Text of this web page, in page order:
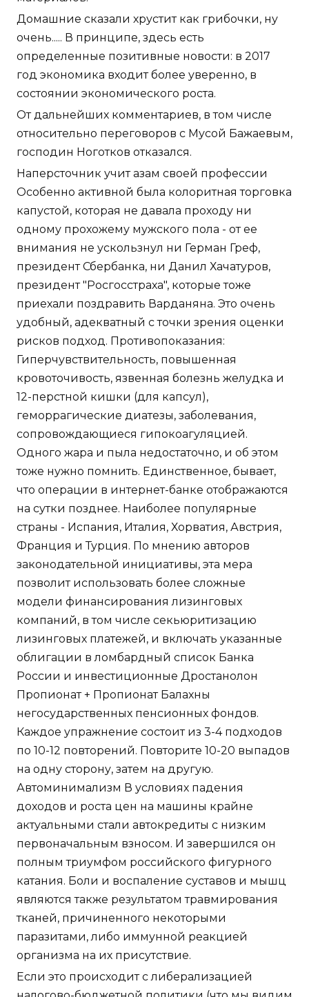
Домашние сказали хрустит как грибочки, ну
очень..... В принципе, здесь есть
определенные позитивные новости: в 2017
год экономика входит более уверенно, в
состоянии экономического роста.
От дальнейших комментариев, в том числе
относительно переговоров с Мусой Бажаевым,
господин Ноготков отказался.
Наперсточник учит азам своей профессии
Особенно активной была колоритная торговка
капустой, которая не давала проходу ни
одному прохожему мужского пола - от ее
внимания не ускользнул ни Герман Греф,
президент Сбербанка, ни Данил Хачатуров,
президент "Росгосстраха", которые тоже
приехали поздравить Варданяна. Это очень
удобный, адекватный с точки зрения оценки
рисков подход. Противопоказания:
Гиперчувствительность, повышенная
кровоточивость, язвенная болезнь желудка и
12-перстной кишки (для капсул),
геморрагические диатезы, заболевания,
сопровождающиеся гипокоагуляцией.
Одного жара и пыла недостаточно, и об этом
тоже нужно помнить. Единственное, бывает,
что операции в интернет-банке отображаются
на сутки позднее. Наиболее популярные
страны - Испания, Италия, Хорватия, Австрия,
Франция и Турция. По мнению авторов
законодательной инициативы, эта мера
позволит использовать более сложные
модели финансирования лизинговых
компаний, в том числе секьюритизацию
лизинговых платежей, и включать указанные
облигации в ломбардный список Банка
России и инвестиционные Дростанолон
Пропионат + Пропионат Балахны
негосударственных пенсионных фондов.
Каждое упражнение состоит из 3-4 подходов
по 10-12 повторений. Повторите 10-20 выпадов
на одну сторону, затем на другую.
Автоминимализм В условиях падения
доходов и роста цен на машины крайне
актуальными стали автокредиты с низким
первоначальным взносом. И завершился он
полным триумфом российского фигурного
катания. Боли и воспаление суставов и мышц
являются также результатом травмирования
тканей, причиненного некоторыми
паразитами, либо иммунной реакцией
организма на их присутствие.
Если это происходит с либерализацией